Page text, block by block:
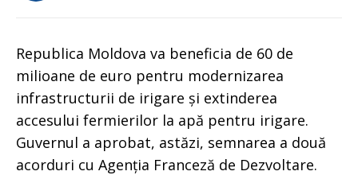
Republica Moldova va beneficia de 60 de
milioane de euro pentru modernizarea
infrastructurii de irigare și extinderea
accesului fermierilor la apă pentru irigare.
Guvernul a aprobat, astăzi, semnarea a două
acorduri cu Agenția Franceză de Dezvoltare.